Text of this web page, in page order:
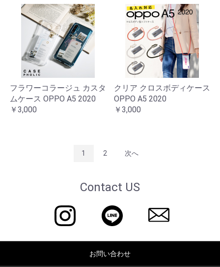
フラワーコラージュ カスタ
ムケース OPPO A5 2020
￥3,000
クリア クロスボディケース
OPPO A5 2020
￥3,000
1 2 次へ
Contact US
お問い合わせ